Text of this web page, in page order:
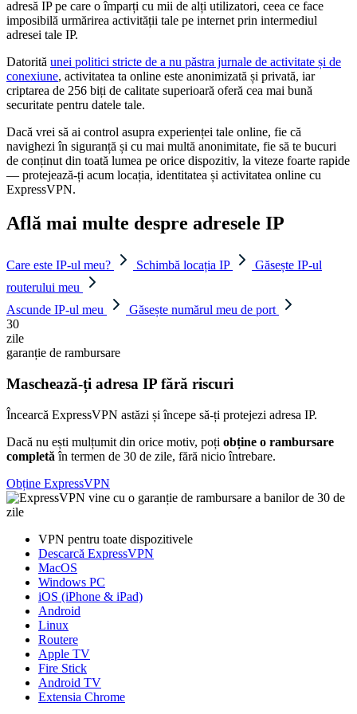
adresă IP pe care o împarți cu mii de alți utilizatori, ceea ce face
imposibilă urmărirea activității tale pe internet prin intermediul
adresei tale IP.
Datorită unei politici stricte de a nu păstra jurnale de activitate și de
conexiune, activitatea ta online este anonimizată și privată, iar
criptarea de 256 biți de calitate superioară oferă cea mai bună
securitate pentru datele tale.
Dacă vrei să ai control asupra experienței tale online, fie că
navighezi în siguranță și cu mai multă anonimitate, fie să te bucuri
de conținut din toată lumea pe orice dispozitiv, la viteze foarte rapide
— protejează-ți acum locația, identitatea și activitatea online cu
ExpressVPN.
Află mai multe despre adresele IP
Care este IP-ul meu? Schimbă locația IP
Găsește IP-ul
routerului meu
Ascunde IP-ul meu
Găsește numărul meu de port
30
zile
garanție de rambursare
Maschează-ți adresa IP fără riscuri
Încearcă ExpressVPN astăzi și începe să-ți protejezi adresa IP.
Dacă nu ești mulțumit din orice motiv, poți obține o rambursare
completă în termen de 30 de zile, fără nicio întrebare.
Obține ExpressVPN
VPN pentru toate dispozitivele
Descarcă ExpressVPN
MacOS
Windows PC
iOS (iPhone & iPad)
Android
Linux
Routere
Apple TV
Fire Stick
Android TV
Extensia Chrome